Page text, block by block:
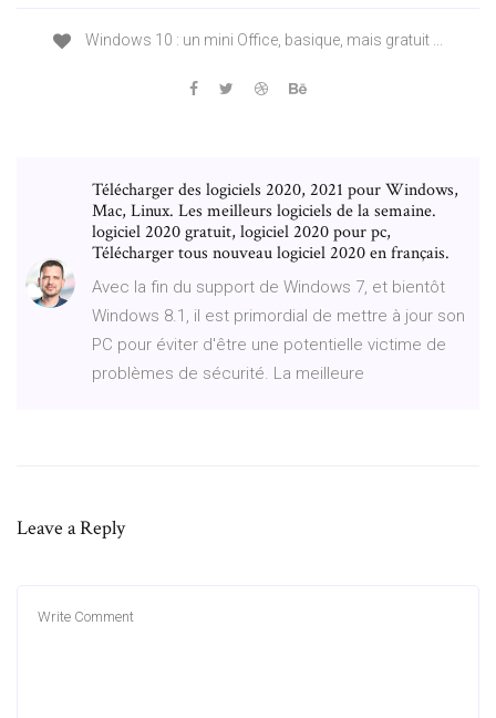
Windows 10 : un mini Office, basique, mais gratuit ...
Télécharger des logiciels 2020, 2021 pour Windows,
Mac, Linux. Les meilleurs logiciels de la semaine.
logiciel 2020 gratuit, logiciel 2020 pour pc,
Télécharger tous nouveau logiciel 2020 en français.
Avec la fin du support de Windows 7, et bientôt
Windows 8.1, il est primordial de mettre à jour son
PC pour éviter d'être une potentielle victime de
problèmes de sécurité. La meilleure
Leave a Reply